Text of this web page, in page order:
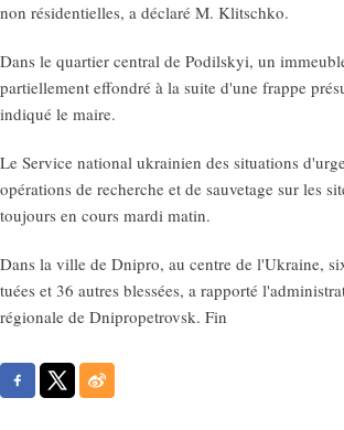
non résidentielles, a déclaré M. Klitschko.
Dans le quartier central de Podilskyi, un
partiellement effondré à la suite d'une frappe
indiqué le maire.
Le Service national ukrainien des situations
opérations de recherche et de sauvetage sur les
toujours en cours mardi matin.
Dans la ville de Dnipro, au centre de l'Ukraine,
tuées et 36 autres blessées, a rapporté
régionale de Dnipropetrovsk. Fin